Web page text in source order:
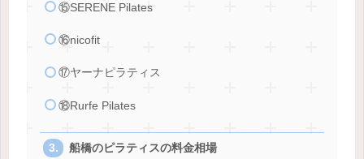
⑮SERENE Pilates
⑯nicofit
⑰ヤーナピラティス
⑱Rurfe Pilates
船橋のピラティスの料金相場